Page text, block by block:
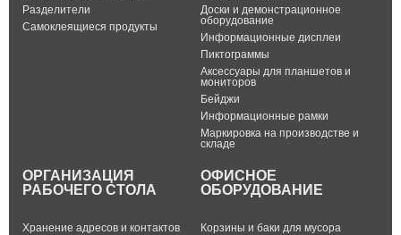
Разделители
Самоклеящиеся продукты
Доски и демонстрационное
оборудование
Информационные дисплеи
Пиктограммы
Аксессуары для планшетов и
мониторов
Бейджи
Информационные рамки
Маркировка на производстве и
складе
ОРГАНИЗАЦИЯ
РАБОЧЕГО СТОЛА
Хранение адресов и контактов
ОФИСНОЕ
ОБОРУДОВАНИЕ
Корзины и баки для мусора